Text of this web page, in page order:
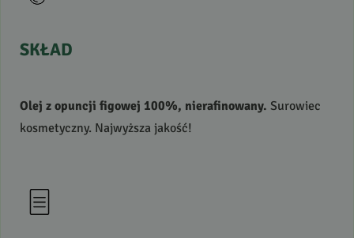
SKŁAD
Olej z opuncji figowej 100%, nierafinowany. Surowiec
kosmetyczny. Najwyższa jakość!